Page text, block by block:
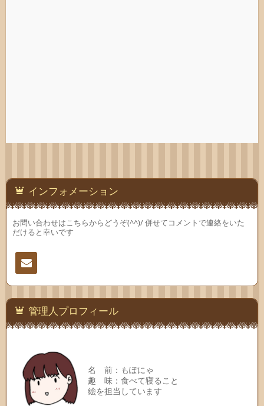
インフォメーション
お問い合わせはこちらからどうぞ(^^)/ 併せてコメントで連絡をいた
だけると幸いです
連絡
先 管理人プロフィール
名 前：もぽにゃ
趣 味：食べて寝ること
絵を担当しています